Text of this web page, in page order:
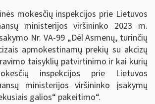
mokesčių inspekcijos prie Lietuvos
ministerijos viršininko 2023 m.
Nr. VA-99 „Dėl Asmenų, turinčių
apmokestinamų prekių su akcizų
taisyklių patvirtinimo ir kai kurių
inspekcijos prie Lietuvos
ministerijos viršininko įsakymų
galios“ pakeitimo“.